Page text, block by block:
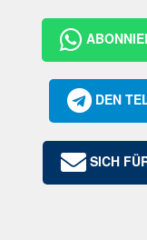
DEN
SICH